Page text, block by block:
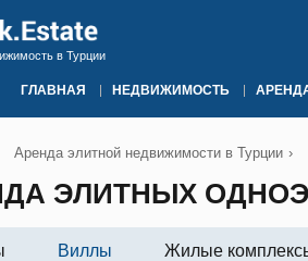
в Турции
ГЛАВНАЯ НЕДВИЖИМОСТЬ
Аренда элитной недвижимости в Турции ›
ЭЛИТНЫХ
Виллы Жилые